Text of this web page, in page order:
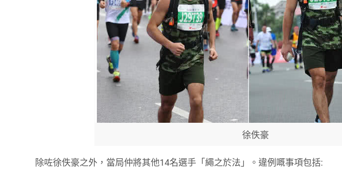
徐佚豪
除咗徐佚豪之外，當局仲將其他14名選手「繩之於法」。違例嘅事項包括: